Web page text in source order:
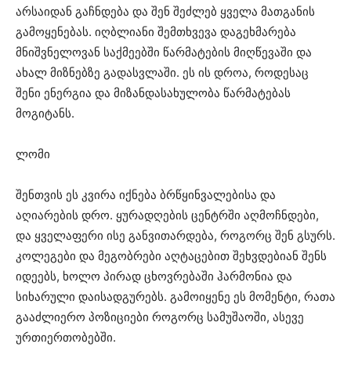
არსაიდან გაჩნდება და შენ შეძლებ ყველა მათგანის
გამოყენებას. იღბლიანი შემთხვევა დაგეხმარება
მნიშვნელოვან საქმეებში წარმატების მიღწევაში და
ახალ მიზნებზე გადასვლაში. ეს ის დროა, როდესაც
შენი ენერგია და მიზანდასახულობა წარმატებას
მოგიტანს.
ლომი
შენთვის ეს კვირა იქნება ბრწყინვალებისა და
აღიარების დრო. ყურადღების ცენტრში აღმოჩნდები,
და ყველაფერი ისე განვითარდება, როგორც შენ გსურს.
კოლეგები და მეგობრები აღტაცებით შეხვდებიან შენს
იდეებს, ხოლო პირად ცხოვრებაში ჰარმონია და
სიხარული დაისადგურებს. გამოიყენე ეს მომენტი, რათა
გააძლიერო პოზიციები როგორც სამუშაოში, ასევე
ურთიერთობებში.